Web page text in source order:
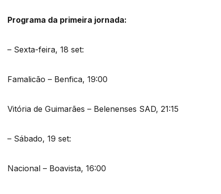
Programa da primeira jornada:
– Sexta-feira, 18 set:
Famalicão – Benfica, 19:00
Vitória de Guimarães – Belenenses SAD, 21:15
– Sábado, 19 set:
Nacional – Boavista, 16:00